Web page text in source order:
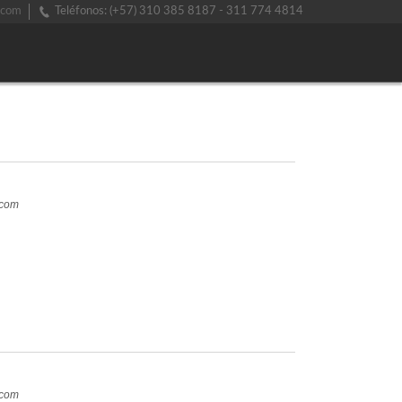
Teléfonos: (+57) 310 385 8187 - 311 774 4814